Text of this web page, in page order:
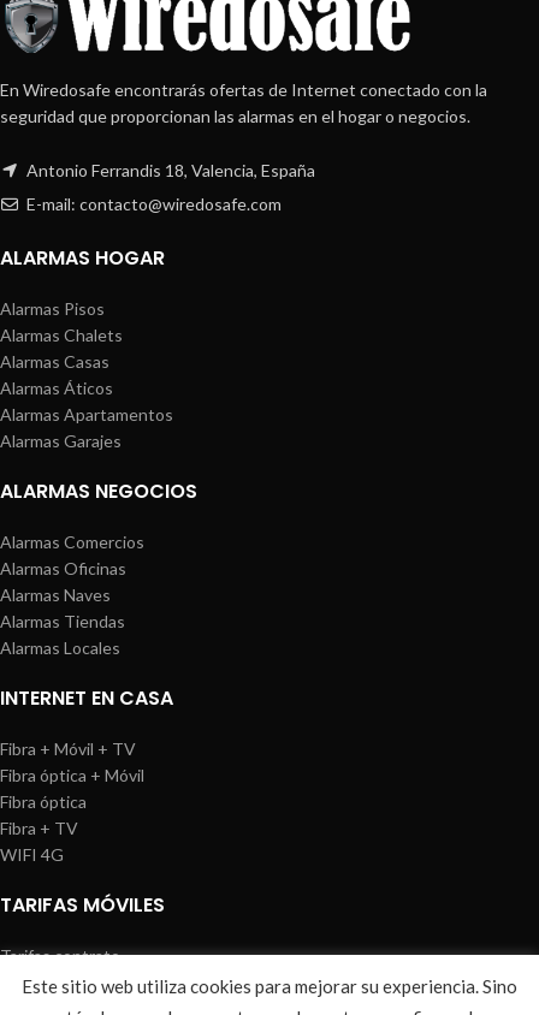
En Wiredosafe encontrarás ofertas de Internet conectado con la
seguridad que proporcionan las alarmas en el hogar o negocios.
Antonio Ferrandis 18, Valencia, España
E-mail: contacto@wiredosafe.com
ALARMAS HOGAR
Alarmas Pisos
Alarmas Chalets
Alarmas Casas
Alarmas Áticos
Alarmas Apartamentos
Alarmas Garajes
ALARMAS NEGOCIOS
Alarmas Comercios
Alarmas Oficinas
Alarmas Naves
Alarmas Tiendas
Alarmas Locales
INTERNET EN CASA
Fibra + Móvil + TV
Fibra óptica + Móvil
Fibra óptica
Fibra + TV
WIFI 4G
TARIFAS MÓVILES
Tarifas contrato
Tarifas prepago
WIREDOSAFE Aviso Legal Política de Cookies |Sitemap
Este sitio web utiliza cookies para mejorar su experiencia. Sino